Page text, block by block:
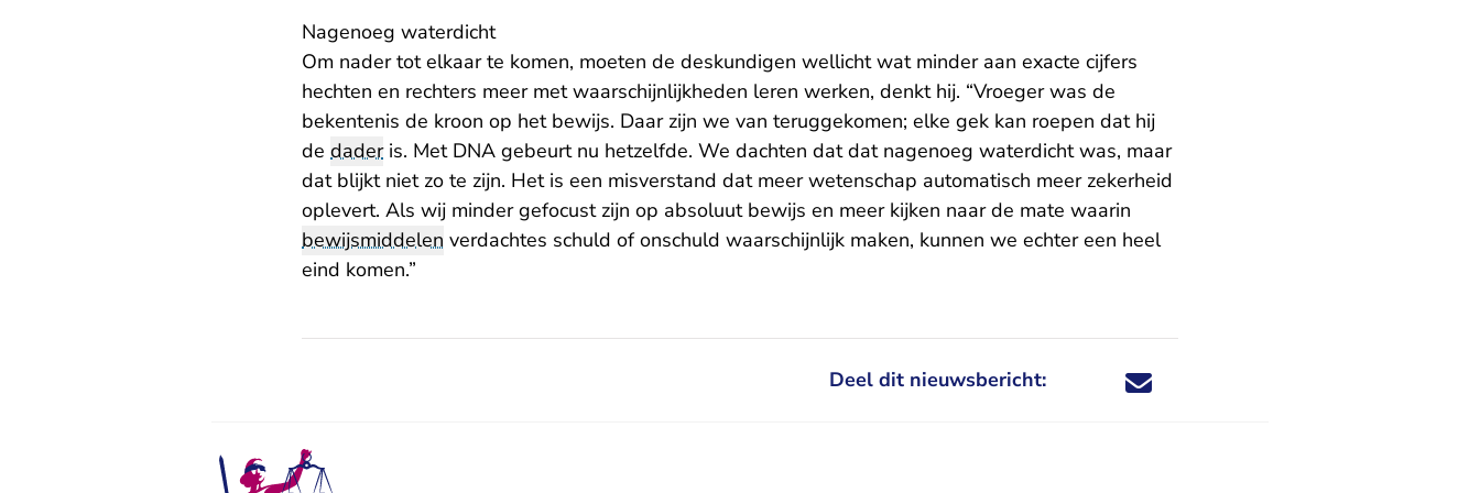
Nagenoeg waterdicht
Om nader tot elkaar te komen, moeten de deskundigen wellicht wat minder aan exacte cijfers
hechten en rechters meer met waarschijnlijkheden leren werken, denkt hij. “Vroeger was de
bekentenis de kroon op het bewijs. Daar zijn we van teruggekomen; elke gek kan roepen dat hij
de daderis. Met DNA gebeurt nu hetzelfde. We dachten dat dat nagenoeg waterdicht was, maar
dat blijkt niet zo te zijn. Het is een misverstand dat meer wetenschap automatisch meer zekerheid
oplevert. Als wij minder gefocust zijn op absoluut bewijs en meer kijken naar de mate waarin
bewijsmiddelen verdachtes schuld of onschuld waarschijnlijk maken, kunnen we echter een heel
eind komen.”
Deel dit nieuwsbericht: Deel dit nieuwsbericht via X - U verlaat
Deel dit nieuwsbericht via Facebook - U
Deel dit nieuwsbericht via e-mail
Deel dit nieuwsbericht via LinkedIn - U